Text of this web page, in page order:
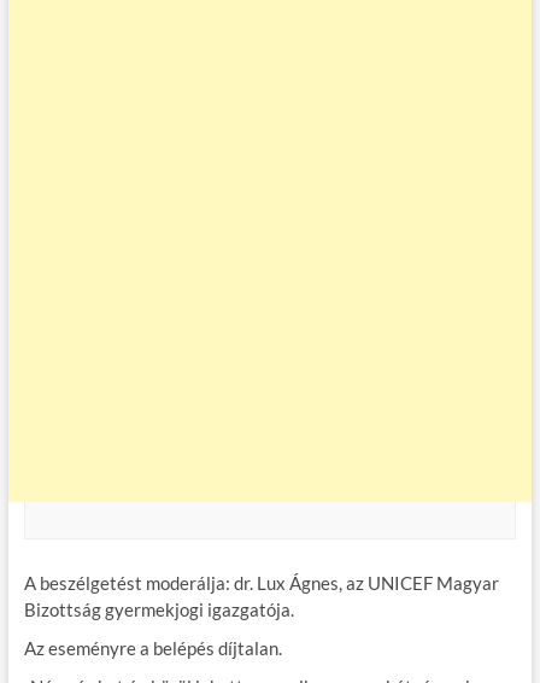
A beszélgetést moderálja: dr. Lux Ágnes, az UNICEF Magyar
Bizottság gyermekjogi igazgatója.
Az eseményre a belépés díjtalan.